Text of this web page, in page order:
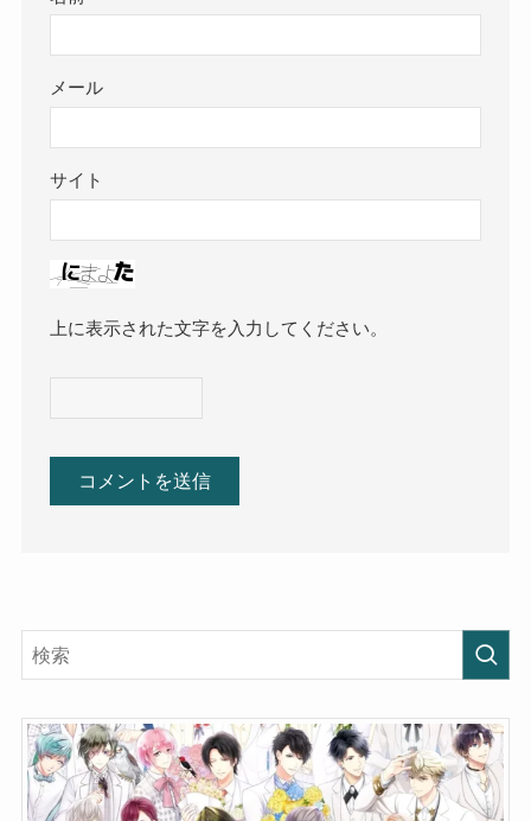
メール
サイト
上に表示された文字を入力してください。